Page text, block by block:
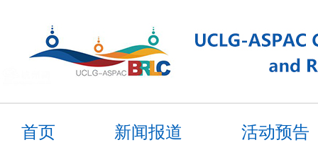
首页 新闻报道 活动预告